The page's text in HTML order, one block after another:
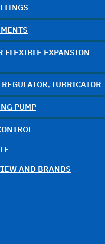
FLEXIBLE EXPANSION
LUBRICATOR
PUMP
AND BRANDS